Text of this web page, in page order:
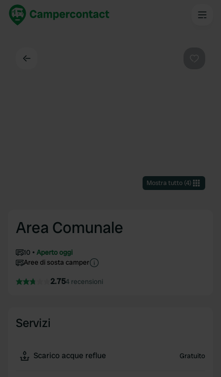
Mostra tutto(4)
Area Comunale
10
Aperto oggi
Aree di sosta camper
2.754 recensioni
Servizi
Scarico acque reflue Gratuito